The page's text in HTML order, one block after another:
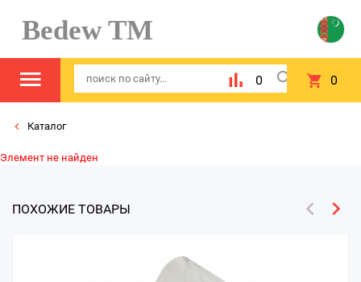
Bedew TM
0 0
Каталог
Элемент не найден
ПОХОЖИЕ ТОВАРЫ